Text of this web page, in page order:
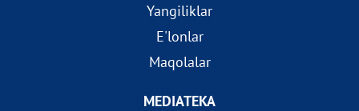
Yangiliklar
E'lonlar
Maqolalar
MEDIATEKA